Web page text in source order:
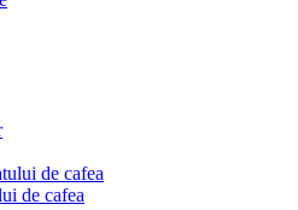
de cafea